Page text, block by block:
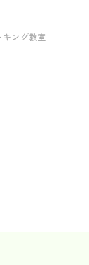
ング教室